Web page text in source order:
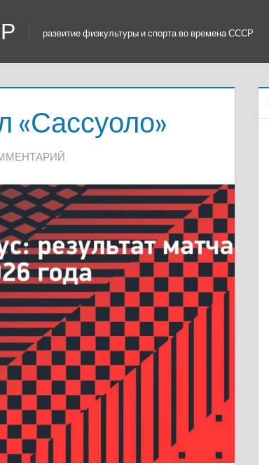
развитие физкультуры и спорта во времена СССР
«Сассуоло»